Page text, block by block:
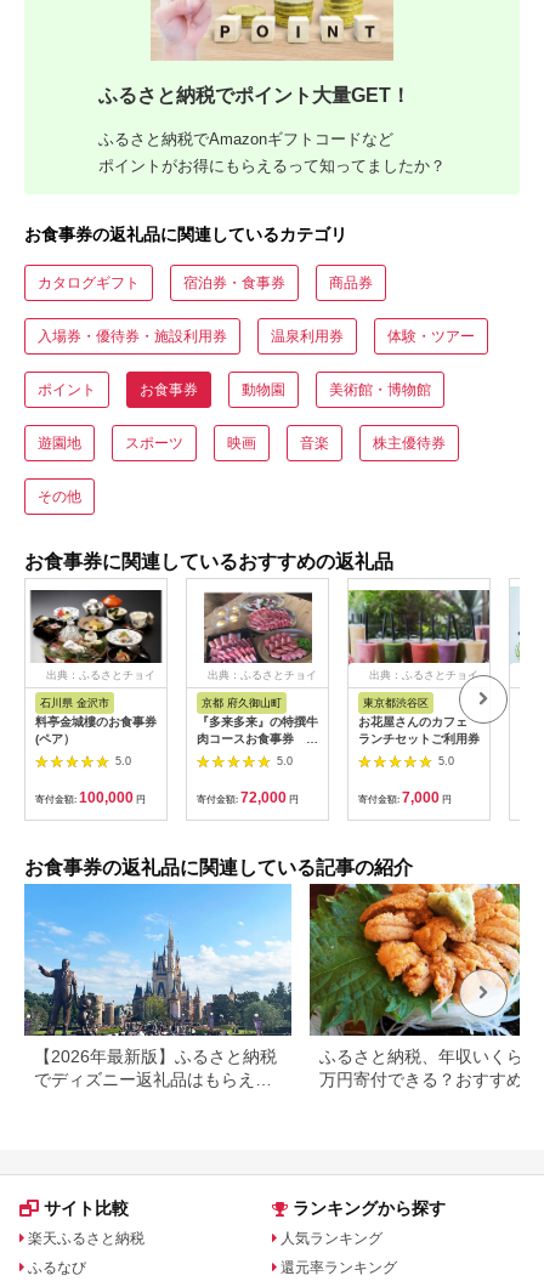
ふるさと納税でポイント大量GET！
ふるさと納税でAmazonギフトコードなど
ポイントがお得にもらえるって知ってましたか？
お食事券の返礼品に関連しているカテゴリ
カタログギフト 宿泊券・食事券 商品券
入場券・優待券・施設利用券 温泉利用券 体験・ツアー
ポイント お食事券 動物園 美術館・博物館
遊園地 スポーツ 映画 音楽 株主優待券
その他
お食事券に関連しているおすすめの返礼品
出典：ふるさとチョイ
石川県 金沢市
料亭金城樓のお食事券
(ペア）
5.0
寄付金額: 100,000 円
出典：ふるさとチョイ
京都 府久御山町
『多来多来』の特撰牛
肉コースお食事券 4
名様分【1131614】
5.0
寄付金額: 72,000 円
出典：ふるさとチョイ
東京都渋谷区
お花屋さんのカフェ
ランチセットご利用券
5.0
寄付金額: 7,000 円
お食事券の返礼品に関連している記事の紹介
【2026年最新版】ふるさと納税
でディズニー返礼品はもらえ
ふるさと納税、年収いくらで
万円寄付できる？おすすめ返
サイト比較
楽天ふるさと納税
ふるなび
ランキングから探す
人気ランキング
還元率ランキング